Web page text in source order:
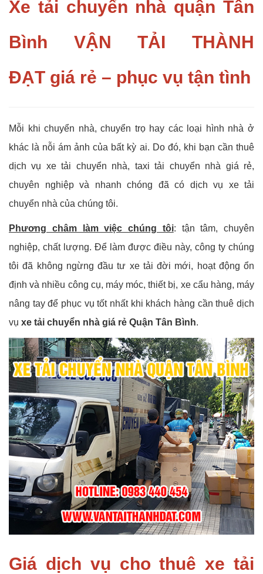
Xe tải chuyển nhà quận Tân
Bình VẬN TẢI THÀNH
ĐẠT giá rẻ – phục vụ tận tình
Mỗi khi chuyển nhà, chuyển trọ hay các loại hình nhà ở
khác là nỗi ám ảnh của bất kỳ ai. Do đó, khi bạn cần thuê
dịch vụ xe tải chuyển nhà, taxi tải chuyển nhà giá rẻ,
chuyên nghiệp và nhanh chóng đã có dịch vụ xe tải
chuyển nhà của chúng tôi.
Phương châm làm việc chúng tôi: tận tâm, chuyên
nghiệp, chất lượng. Để làm được điều này, công ty chúng
tôi đã không ngừng đầu tư xe tải đời mới, hoạt động ổn
định và nhiều công cụ, máy móc, thiết bị, xe cẩu hàng, máy
nâng tay để phục vụ tốt nhất khi khách hàng cần thuê dịch
vụ xe tải chuyển nhà giá rẻ Quận Tân Bình.
Giá dịch vụ cho thuê xe tải